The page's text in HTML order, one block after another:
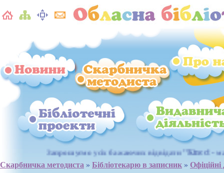
Запрошуємо усіх бажаючих відвідати "Kinect -
Скарбничка методиста» Бібліотекарю в записник»